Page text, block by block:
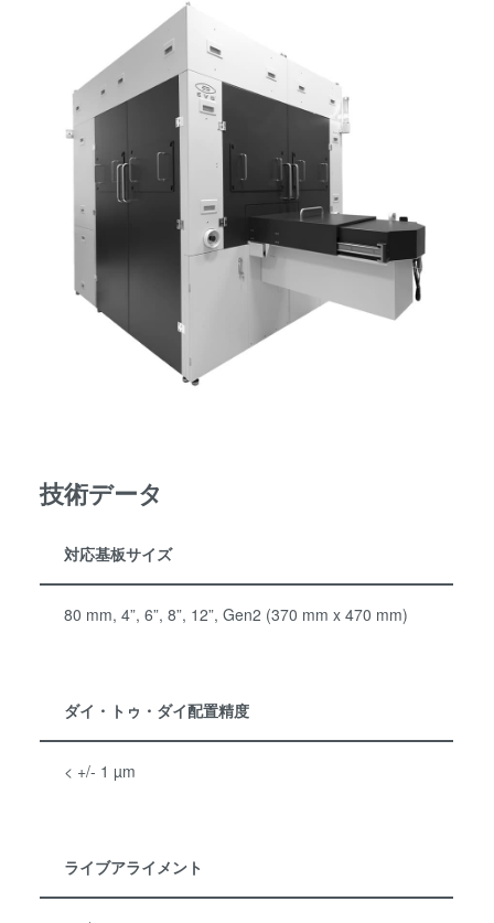
技術データ
対応基板サイズ
80 mm, 4”, 6”, 8”, 12”, Gen2 (370 mm x 470 mm)
ダイ・トゥ・ダイ配置精度
< +/- 1 µm
ライブアライメント